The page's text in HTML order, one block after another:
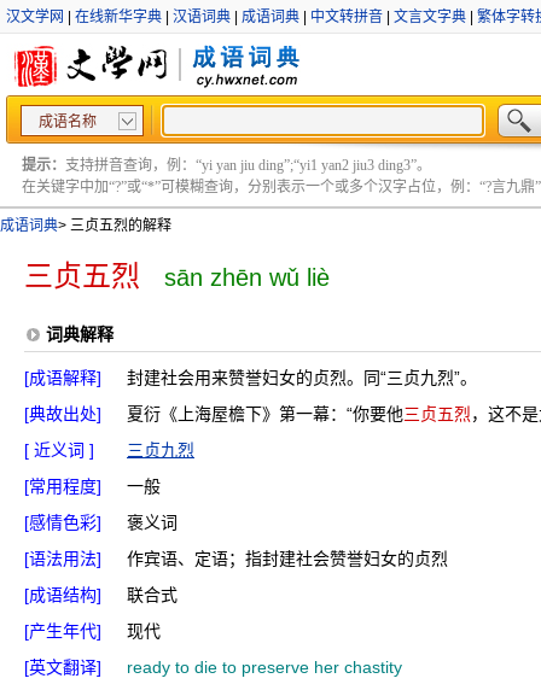
汉文学网 在线新华字典 汉语词典 成语词典 中文转拼音 文言文字典 繁体字转
成语名称
提示： 支持拼音查询，例：“yi yan jiu ding”;“yi1 yan2 jiu3 ding3”。
在关键字中加“?”或“*”可模糊查询，分别表示一个或多个汉字占位，例：“?言九鼎”
成语词典> 三贞五烈的解释
三贞五烈 sān zhēn wǔ liè
词典解释
[成语解释]
封建社会用来赞誉妇女的贞烈。同“三贞九烈”。
[典故出处]
夏衍《上海屋檐下》第一幕：“你要他三贞五烈，这不
[ 近义词 ]
三贞九烈
[常用程度]
一般
[感情色彩]
褒义词
[语法用法]
作宾语、定语；指封建社会赞誉妇女的贞烈
[成语结构]
联合式
[产生年代]
现代
[英文翻译]
ready to die to preserve her chastity